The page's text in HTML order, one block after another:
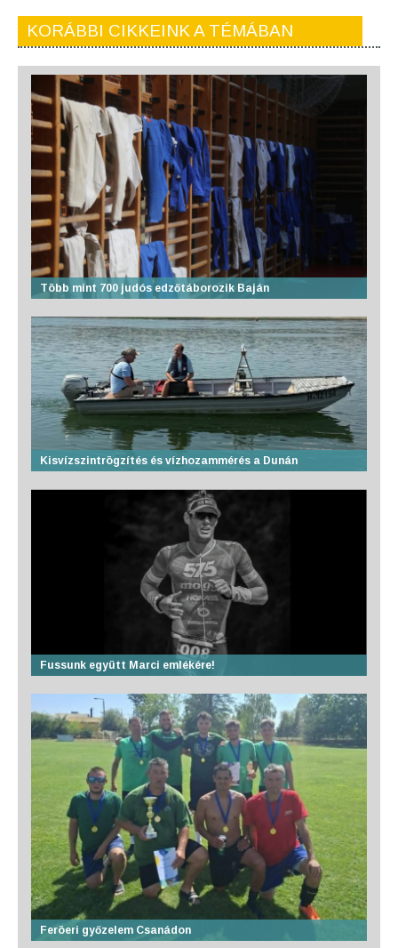
KORÁBBI CIKKEINK A TÉMÁBAN
Több mint 700 judós edzőtáborozik Baján
Kisvízszintrögzítés és vízhozammérés a Dunán
Fussunk együtt Marci emlékére!
Feröeri győzelem Csanádon